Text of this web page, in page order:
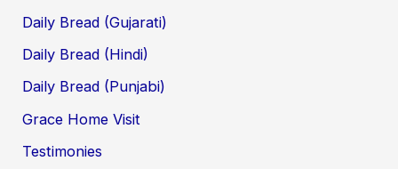
Daily Bread (Gujarati)
Daily Bread (Hindi)
Daily Bread (Punjabi)
Grace Home Visit
Testimonies